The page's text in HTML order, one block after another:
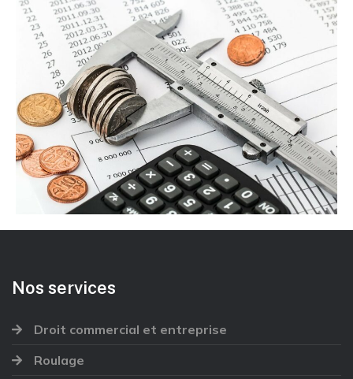
Nos services
Droit commercial et entreprise
Roulage